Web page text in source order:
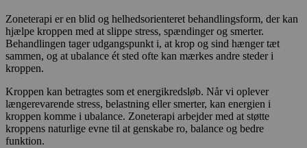
Zoneterapi er en blid og helhedsorienteret behandlingsform, der kan
hjælpe kroppen med at slippe stress, spændinger og smerter.
Behandlingen tager udgangspunkt i, at krop og sind hænger tæt
sammen, og at ubalance ét sted ofte kan mærkes andre steder i
kroppen.
Kroppen kan betragtes som et energikredsløb. Når vi oplever
længerevarende stress, belastning eller smerter, kan energien i
kroppen komme i ubalance. Zoneterapi arbejder med at støtte
kroppens naturlige evne til at genskabe ro, balance og bedre
funktion.